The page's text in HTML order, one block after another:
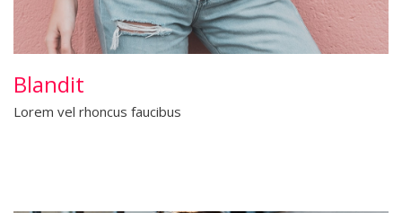
Blandit
Lorem vel rhoncus faucibus